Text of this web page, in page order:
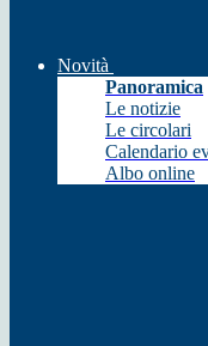
Novità
Panoramica
Le notizie
Le circolari
Calendario
Albo online